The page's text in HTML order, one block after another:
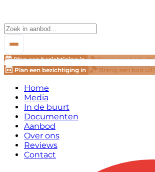
Plan een bezichtiging in Breng een bod uit!
Plan een bezichtiging in
Breng een bod uit!
Home
Media
In de buurt
Documenten
Aanbod
Over ons
Reviews
Contact